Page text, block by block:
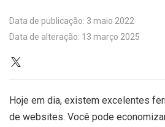
Data de publicação: 3 maio 2022
Data de alteração: 13 março 2025
Hoje em dia, existem excelentes
de websites. Você pode